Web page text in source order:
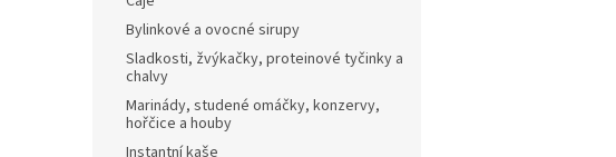
Bylinkové a ovocné sirupy
Sladkosti, žvýkačky, proteinové tyčinky a
chalvy
Marinády, studené omáčky, konzervy,
hořčice a houby
Instantní kaše